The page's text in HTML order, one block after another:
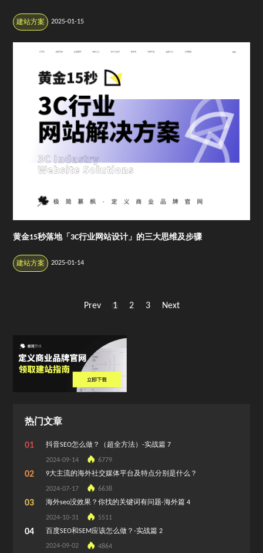
建站方案 2025-01-15
黄金15秒落地「3C行业网站设计」的三大思维及步骤
建站方案 2025-01-14
Prev 1 2 3 Next
热门文章
01 抖音SEO怎么做？（超全方法）-实战篇 7
2024-09-14 6779
02 9大主流的海外社交媒体平台及特点分别是什么？
2024-07-17 6638
03 海外seo没效果？你找的关键词有问题-海外篇 4
2024-10-31 5511
04 百度SEO和SEM应该怎么做？-实战篇 2
2024-09-02 4864